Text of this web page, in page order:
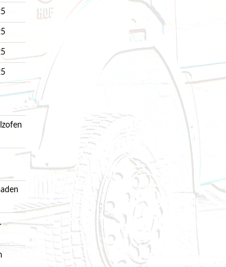
Brandeinsatz - BMA -
Technischer Einsatz -
Technischer Einsatz -
Technischer Einsatz -
Technischer Einsatz -
Brandeinsatz -
Brandeinsatz - BMA -
Brandeinsatz - BMA -
Technischer Einsatz -
Technischer Einsatz -
Brandeinsatz - BMA -
Technischer Einsatz -
Brandeinsatz - BMA -